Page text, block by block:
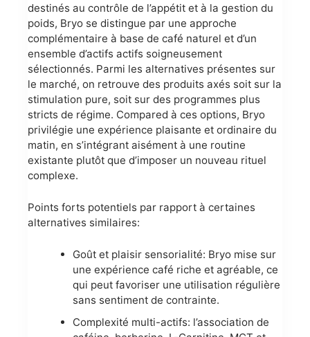
destinés au contrôle de l’appétit et à la gestion du
poids, Bryo se distingue par une approche
complémentaire à base de café naturel et d’un
ensemble d’actifs actifs soigneusement
sélectionnés. Parmi les alternatives présentes sur
le marché, on retrouve des produits axés soit sur la
stimulation pure, soit sur des programmes plus
stricts de régime. Compared à ces options, Bryo
privilégie une expérience plaisante et ordinaire du
matin, en s’intégrant aisément à une routine
existante plutôt que d’imposer un nouveau rituel
complexe.
Points forts potentiels par rapport à certaines
alternatives similaires:
Goût et plaisir sensorialité: Bryo mise sur
une expérience café riche et agréable, ce
qui peut favoriser une utilisation régulière
sans sentiment de contrainte.
Complexité multi-actifs: l’association de